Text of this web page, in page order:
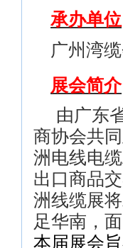
承办单位
广州湾
展会简介
由广东
商协会共
洲电线电
出口商品
洲线缆展
足华南，
本届展会